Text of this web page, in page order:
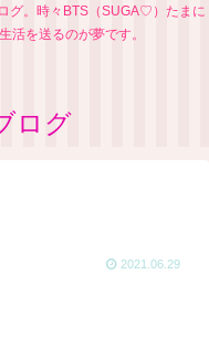
グ。時々BTS（SUGA♡）たまに
活を送るのが夢です。
ログ
2021.06.29